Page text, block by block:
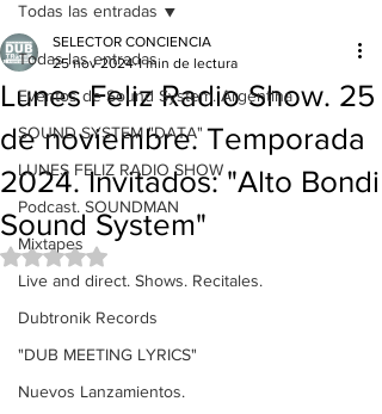
Todas las entradas
Eventos de Sound System. Argentina
SOUND SYSTEM "DATA"
LUNES FELIZ RADIO SHOW
Podcast. SOUNDMAN
Mixtapes
Live and direct. Shows. Recitales.
Dubtronik Records
"DUB MEETING LYRICS"
Nuevos Lanzamientos.
Todas las entradas
Lunes Feliz Radio Show. 25
de noviembre. Temporada
2024. Invitados: "Alto Bondi
Sound System"
SELECTOR CONCIENCIA
25 nov 2024 1 min de lectura
Obtuvo NaN de 5 estrellas.